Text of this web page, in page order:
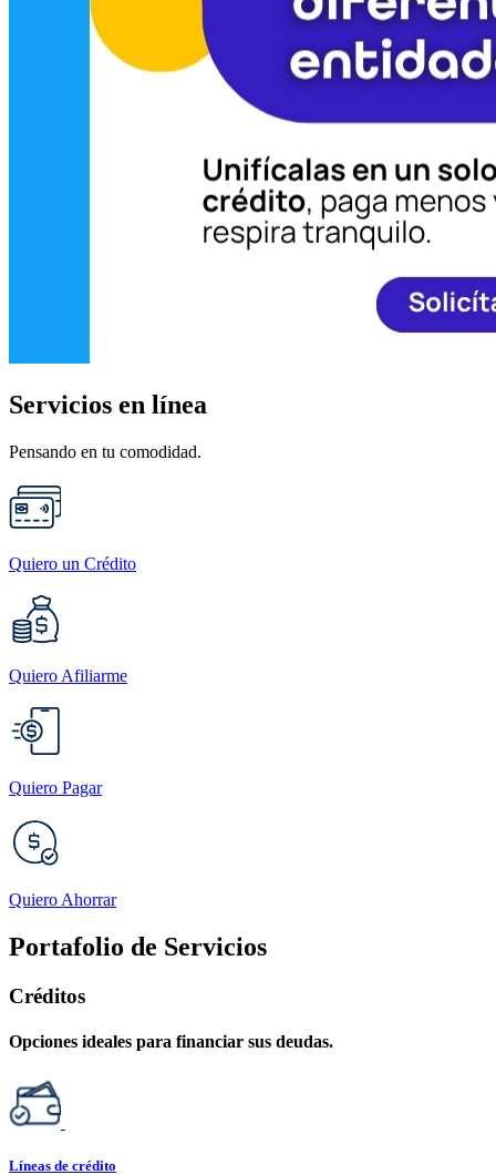
Servicios en línea
Pensando en tu comodidad.
Quiero un Crédito
Quiero Afiliarme
Quiero Pagar
Quiero Ahorrar
Portafolio de Servicios
Créditos
Opciones ideales para financiar sus deudas.
Líneas de crédito